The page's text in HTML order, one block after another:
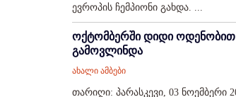
ევროპის ჩემპიონი გახდა. ...
ოქტომბერში დიდი ოდენობით
გამოვლინდა
ახალი ამბები
თარიღი: პარასკევი, 03 ნოემბერი